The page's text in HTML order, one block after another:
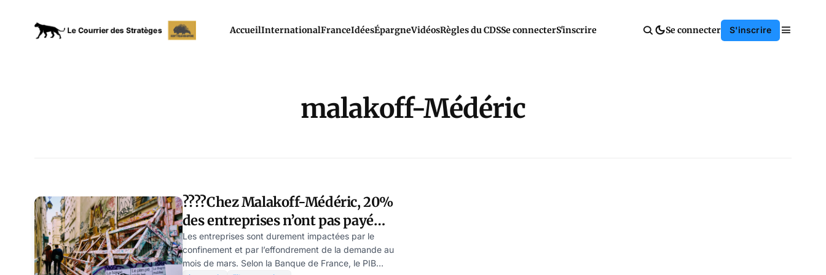
AccueilInternationalFranceIdéesÉpargneVidéosRègles du CDSSe connecterS'inscrire Se connecter S'inscrire
malakoff-Médéric
????Chez Malakoff-Médéric, 20%
des entreprises n’ont pas payé
leurs primes de mars
Les entreprises sont durement impactées par le
confinement et par l’effondrement de la demande au
mois de mars. Selon la Banque de France, le PIB